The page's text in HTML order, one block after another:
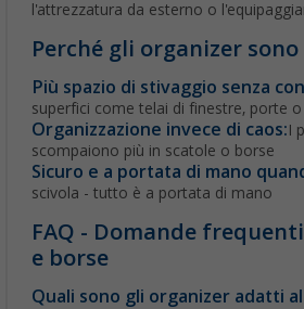
l'attrezzatura da esterno o
Perché gli organizer
Più spazio di stivaggio senza
superfici come telai di finestre, porte o
Organizzazione invece di caos:I
scompaiono più in scatole o borse
Sicuro e a portata di mano
scivola - tutto è a portata di mano
FAQ - Domande
e borse
Quali sono gli organizer adatti al